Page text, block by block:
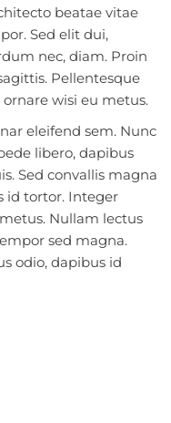
beatae vitae
Sed elit dui,
nec, diam. Proin
Pellentesque
wisi eu metus.
eleifend sem. Nunc
libero, dapibus
Sed convallis magna
id tortor. Integer
Nullam lectus
sed magna.
odio, dapibus id